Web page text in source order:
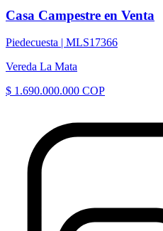
Casa Campestre en Venta
Piedecuesta | MLS17366
Vereda La Mata
$ 1.690.000.000 COP